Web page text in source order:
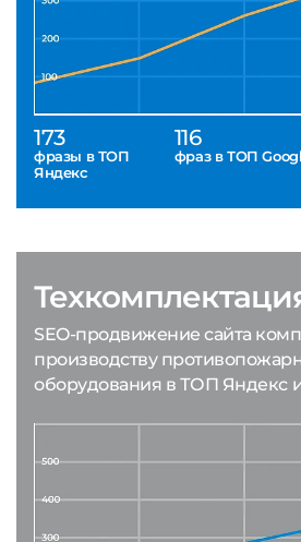
173
фразы в ТОП
Яндекс
116
фраз в ТОП
SEO-продвижение сайта
производству
оборудования в ТОП Яндекс